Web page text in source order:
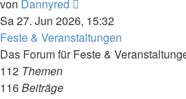
von Dannyred
Beitrag
Sa 27. Jun 2026, 15:32
Feste & Veranstaltungen
Das Forum für Feste &
112 Themen
116Beiträge